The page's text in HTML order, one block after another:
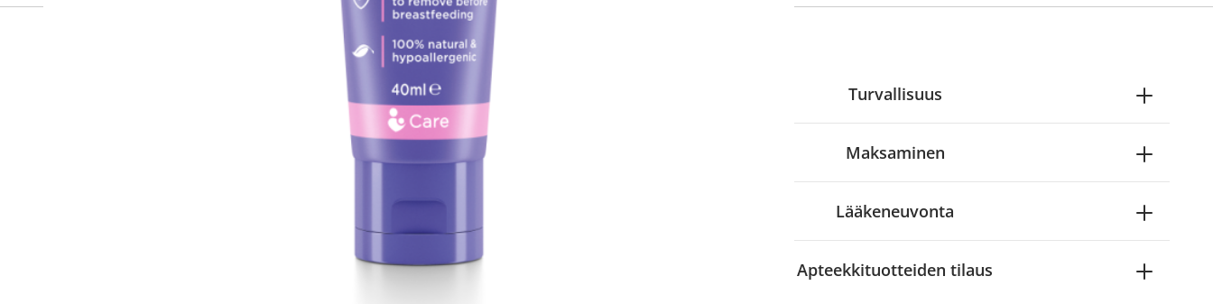
Miten tilaan reseptilääkkeitä
Reseptilääkkeiden tilaaminen edellyttää voimassa olevaa reseptiä, ja voit
Turvallisuus
Maksaminen
Lääkeneuvonta
Apteekkituotteiden tilaus